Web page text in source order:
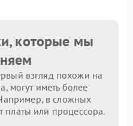
которые мы
взгляд похожи на
могут иметь более
в сложных
платы или процессора.